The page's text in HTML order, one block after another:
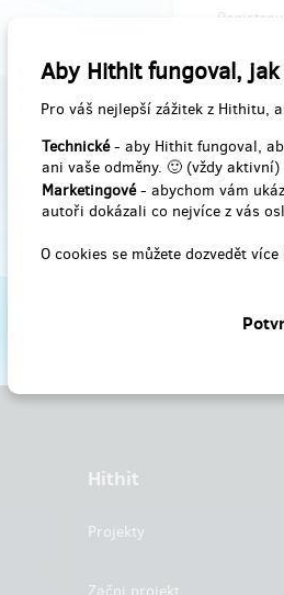
Aby Hithit fungoval,
Pro váš nejlepší zážitek z Hithitu,
Technické- aby Hithit fungoval,
ani vaše odměny. 🙂 (vždy aktivní)
Marketingové- abychom vám
autoři dokázali co nejvíce z vás
O cookies se můžete dozvedět
Hithit
Projekty